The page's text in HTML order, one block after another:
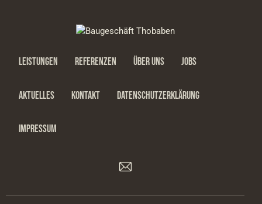
LEISTUNGEN REFERENZEN ÜBER UNS JOBS
AKTUELLES KONTAKT DATENSCHUTZERKLÄRUNG
IMPRESSUM